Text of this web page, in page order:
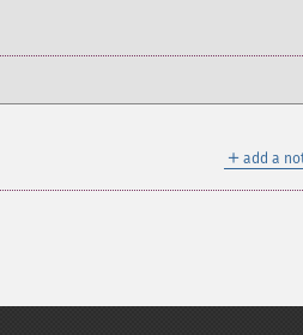
＋ add a